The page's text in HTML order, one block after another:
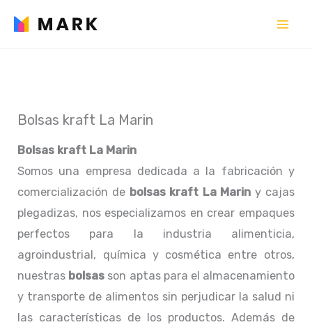
Bolsas kraft La Marin
Bolsas kraft La Marin
Somos una empresa dedicada a la fabricación y
comercialización de bolsas kraft La Marin y cajas
plegadizas, nos especializamos en crear empaques
perfectos para la industria alimenticia,
agroindustrial, química y cosmética entre otros,
nuestras bolsas son aptas para el almacenamiento
y transporte de alimentos sin perjudicar la salud ni
las características de los productos. Además de